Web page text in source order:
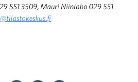
551 3509, Mauri Niiniaho 029 551